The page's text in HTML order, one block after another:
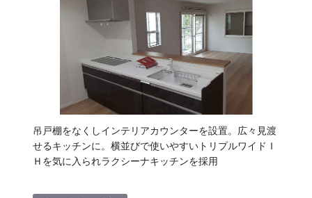
吊戸棚をなくしインテリアカウンターを設置。広々見渡
せるキッチンに。横並びで使いやすいトリプルワイドＩ
Ｈを気に入られラクシーナキッチンを採用